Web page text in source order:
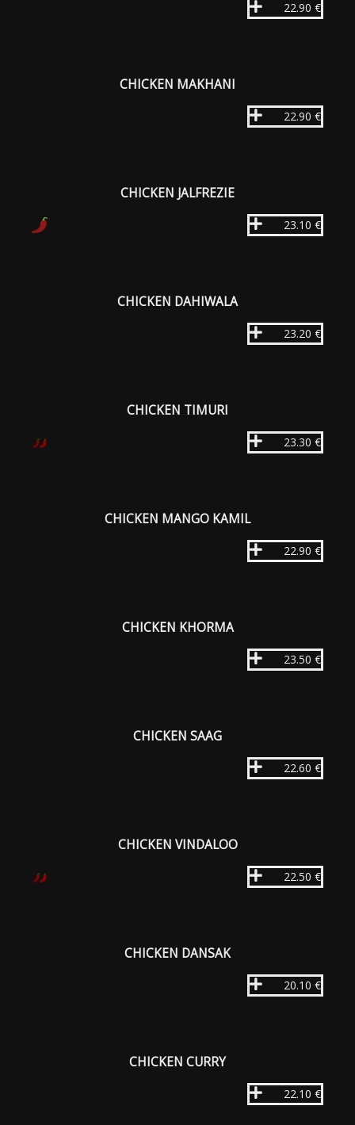
22.90 €
CHICKEN MAKHANI
22.90 €
CHICKEN JALFREZIE
23.10 €
CHICKEN DAHIWALA
23.20 €
CHICKEN TIMURI
23.30 €
CHICKEN MANGO KAMIL
22.90 €
CHICKEN KHORMA
23.50 €
CHICKEN SAAG
22.60 €
CHICKEN VINDALOO
22.50 €
CHICKEN DANSAK
20.10 €
CHICKEN CURRY
22.10 €